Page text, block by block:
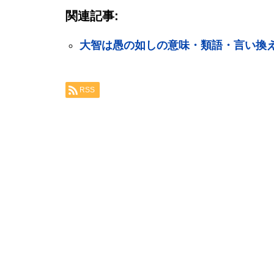
関連記事:
大智は愚の如しの意味・類語・言い換
RSS